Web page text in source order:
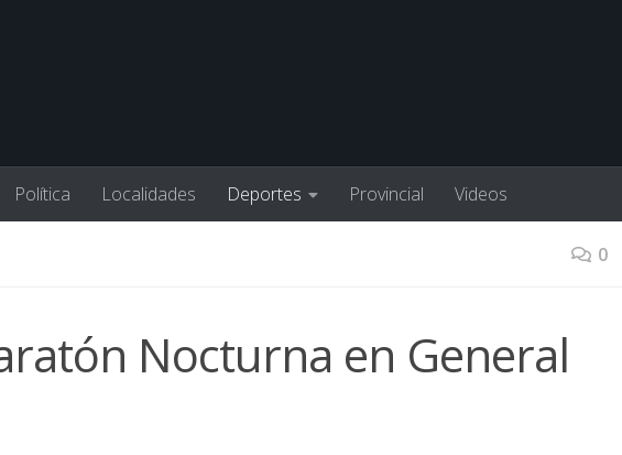
Política Localidades Deportes Provincial Videos
0
Nocturna en General